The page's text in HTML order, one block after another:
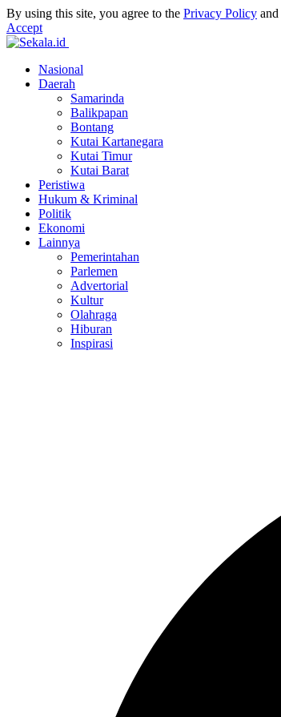
By using this site, you agree to the Privacy Policy and
Accept
Nasional
Daerah
Samarinda
Balikpapan
Bontang
Kutai Kartanegara
Kutai Timur
Kutai Barat
Peristiwa
Hukum & Kriminal
Politik
Ekonomi
Lainnya
Pemerintahan
Parlemen
Advertorial
Kultur
Olahraga
Hiburan
Inspirasi